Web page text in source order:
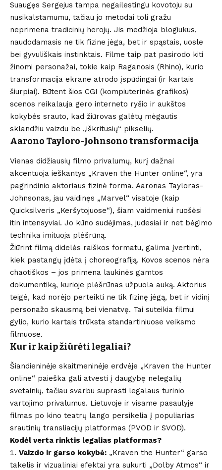
Suaugęs Sergejus tampa negailestingu kovotoju su
nusikalstamumu, tačiau jo metodai toli gražu
neprimena tradicinių herojų. Jis medžioja blogiukus,
naudodamasis ne tik fizine jėga, bet ir spąstais, uosle
bei gyvuliškais instinktais. Filme taip pat pasirodo kiti
žinomi personažai, tokie kaip Raganosis (Rhino), kurio
transformacija ekrane atrodo įspūdingai (ir kartais
šiurpiai). Būtent šios CGI (kompiuterinės grafikos)
scenos reikalauja gero interneto ryšio ir aukštos
kokybės srauto, kad žiūrovas galėtų mėgautis
sklandžiu vaizdu be „iškritusių“ pikselių.
Aarono Tayloro-Johnsono transformacija
Vienas didžiausių filmo privalumų, kurį dažnai
akcentuoja ieškantys „Kraven the Hunter online“, yra
pagrindinio aktoriaus fizinė forma. Aaronas Tayloras-
Johnsonas, jau vaidinęs „Marvel“ visatoje (kaip
Quicksilveris „Keršytojuose“), šiam vaidmeniui ruošėsi
itin intensyviai. Jo kūno sudėjimas, judesiai ir net bėgimo
technika imituoja plėšrūną.
Žiūrint filmą didelės raiškos formatu, galima įvertinti,
kiek pastangų įdėta į choreografiją. Kovos scenos nėra
chaotiškos – jos primena laukinės gamtos
dokumentiką, kurioje plėšrūnas užpuola auką. Aktorius
teigė, kad norėjo perteikti ne tik fizinę jėgą, bet ir vidinį
personažo skausmą bei vienatvę. Tai suteikia filmui
gylio, kurio kartais trūksta standartiniuose veiksmo
filmuose.
Kur ir kaip žiūrėti legaliai?
Šiandieninėje skaitmeninėje erdvėje „Kraven the Hunter
online“ paieška gali atvesti į daugybę nelegalių
svetainių, tačiau svarbu suprasti legalaus turinio
vartojimo privalumus. Lietuvoje ir visame pasaulyje
filmas po kino teatrų lango persikelia į populiarias
srautinių transliacijų platformas (PVOD ir SVOD).
Kodėl verta rinktis legalias platformas?
Vaizdo ir garso kokybė: „Kraven the Hunter“ garso
takelis ir vizualiniai efektai yra sukurti „Dolby Atmos“ ir